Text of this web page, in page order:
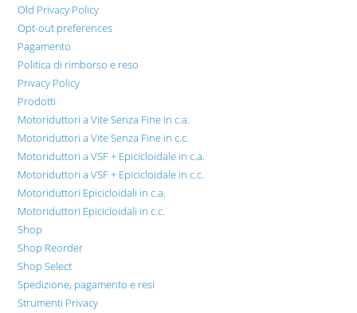
Old Privacy Policy
Opt-out preferences
Pagamento
Politica di rimborso e reso
Privacy Policy
Prodotti
Motoriduttori a Vite Senza Fine in c.a.
Motoriduttori a Vite Senza Fine in c.c.
Motoriduttori a VSF + Epicicloidale in c.a.
Motoriduttori a VSF + Epicicloidale in c.c.
Motoriduttori Epicicloidali in c.a.
Motoriduttori Epicicloidali in c.c.
Shop
Shop Reorder
Shop Select
Spedizione, pagamento e resi
Strumenti Privacy